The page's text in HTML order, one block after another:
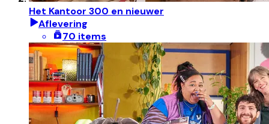
Het Kantoor 300 en nieuwer
Aflevering
70 items